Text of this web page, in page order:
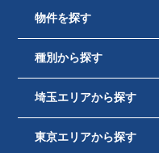
物件を探す
種別から探す
埼玉エリアから探す
東京エリアから探す